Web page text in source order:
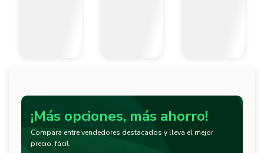
¡Más opciones, más ahorro!
Compara entre vendedores destacados y lleva el mejor
precio, fácil.